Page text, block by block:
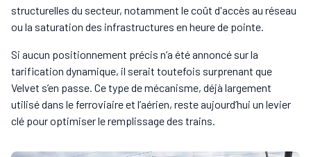
structurelles du secteur, notamment le coût d'accès au réseau
ou la saturation des infrastructures en heure de pointe.
Si aucun positionnement précis n’a été annoncé sur la
tarification dynamique, il serait toutefois surprenant que
Velvet s’en passe. Ce type de mécanisme, déjà largement
utilisé dans le ferroviaire et l’aérien, reste aujourd’hui un levier
clé pour optimiser le remplissage des trains.